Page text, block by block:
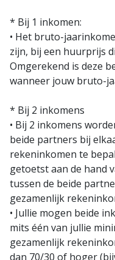
* Bij 1 inkomen:
• Het bruto-
zijn, bij een huurprijs
Omgerekend is deze
wanneer jouw bruto-
* Bij 2 inkomens
• Bij 2 inkomens
beide partners bij
rekeninkomen te
getoetst aan de hand
tussen de beide
gezamenlijk
• Jullie mogen beide
mits één van jullie
gezamenlijk
dan 70/30 of hoger